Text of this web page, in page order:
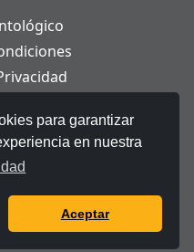
para garantizar
en nuestra
Aceptar
de Datos Personales
derechos reservados.